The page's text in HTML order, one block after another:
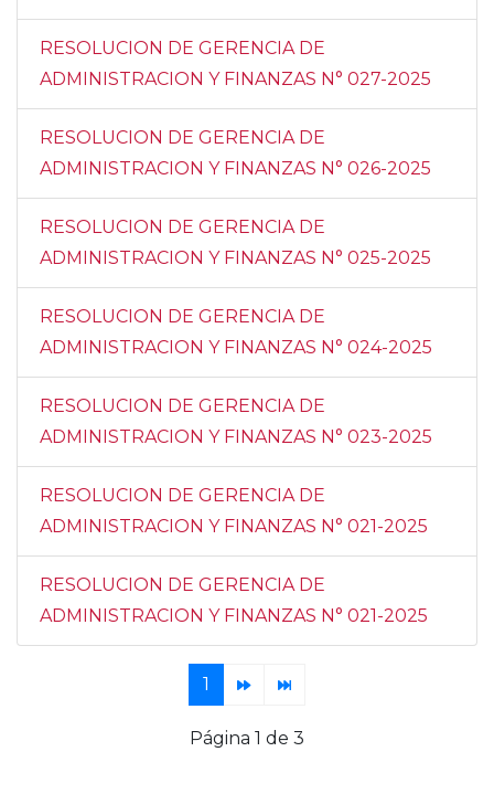
RESOLUCION DE GERENCIA DE
ADMINISTRACION Y FINANZAS N° 027-2025
RESOLUCION DE GERENCIA DE
ADMINISTRACION Y FINANZAS N° 026-2025
RESOLUCION DE GERENCIA DE
ADMINISTRACION Y FINANZAS N° 025-2025
RESOLUCION DE GERENCIA DE
ADMINISTRACION Y FINANZAS N° 024-2025
RESOLUCION DE GERENCIA DE
ADMINISTRACION Y FINANZAS N° 023-2025
RESOLUCION DE GERENCIA DE
ADMINISTRACION Y FINANZAS N° 021-2025
RESOLUCION DE GERENCIA DE
ADMINISTRACION Y FINANZAS N° 021-2025
1
Página 1 de 3